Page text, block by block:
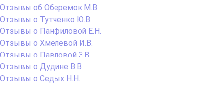
Отзывы об Оберемок М.В.
Отзывы о Тутченко Ю.В.
Отзывы о Панфиловой Е.Н.
Отзывы о Хмелевой И.В.
Отзывы о Павловой З.В.
Отзывы о Дудине В.В.
Отзывы о Седых Н.Н.